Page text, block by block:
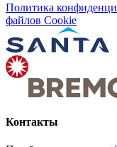
Политика
файлов Cookie
Контакты